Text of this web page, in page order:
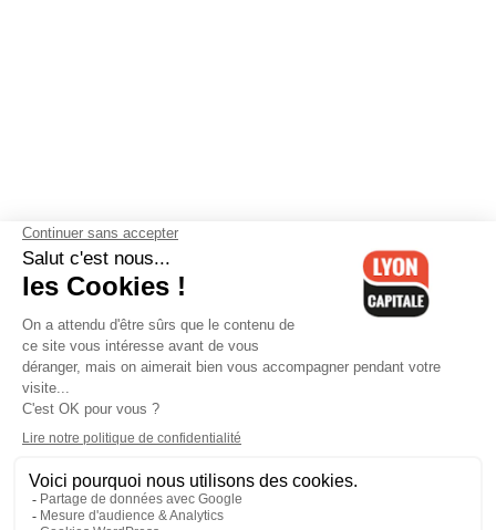
Contactez-nous-Mentions légales-CGV-Politique de
confidentialité-Gestion des cookies